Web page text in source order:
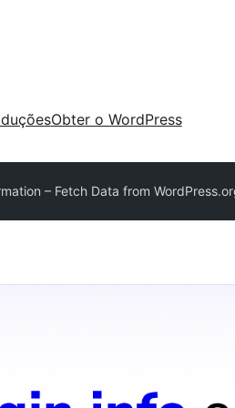
Obter o WordPress
– Fetch Data from